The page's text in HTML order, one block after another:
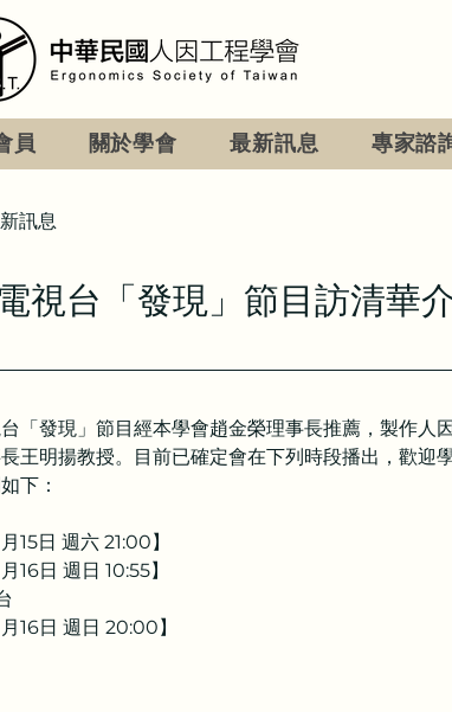
員 關於學會 最新訊息 專家諮
訊息
視台「發現」節目訪清華
「發現」節目經本學會趙金榮理事長推薦，製作
王明揚教授。目前已確定會在下列時段播出，歡
下：
月15日 週六 21:00】
月16日 週日 10:55】
月16日 週日 20:00】